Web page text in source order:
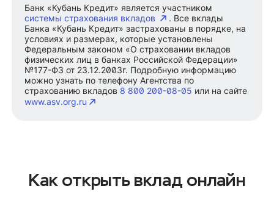
Банк «Кубань Кредит» является участником
системы страхования вкладов
. Все вклады
Банка «Кубань Кредит» застрахованы в порядке, на
условиях и размерах, которые установлены
Федеральным законом «О страховании вкладов
физических лиц в банках Российской Федерации»
№177-ФЗ от 23.12.2003г. Подробную информацию
можно узнать по телефону Агентства по
страхованию вкладов 8 800 200-08-05 или на сайте
www.asv.org.ru
Как открыть вклад онлайн